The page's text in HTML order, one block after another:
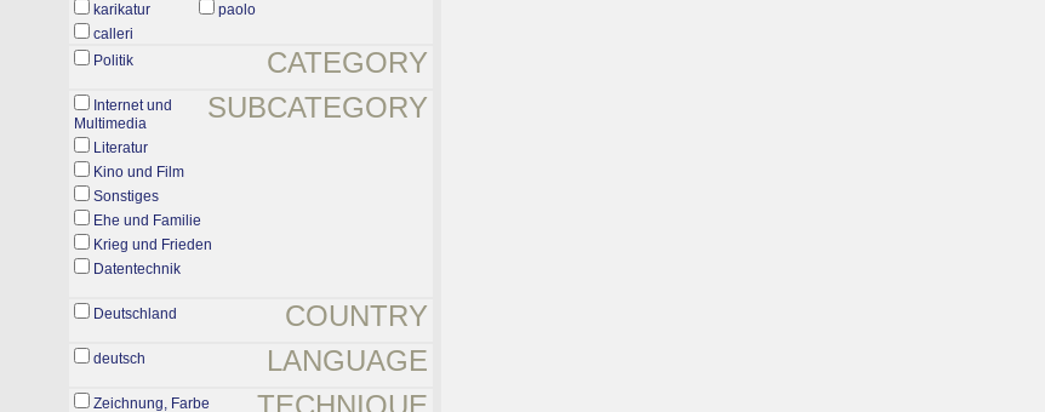
karikatur
paolo
calleri
CATEGORY
Politik
SUBCATEGORY
Internet und
Multimedia
Literatur
Kino und Film
Sonstiges
Ehe und Familie
Krieg und Frieden
Datentechnik
COUNTRY
Deutschland
LANGUAGE
deutsch
TECHNIQUE
Zeichnung, Farbe